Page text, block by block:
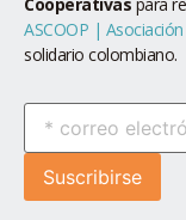
ASCOOP |
solidario colombiano.